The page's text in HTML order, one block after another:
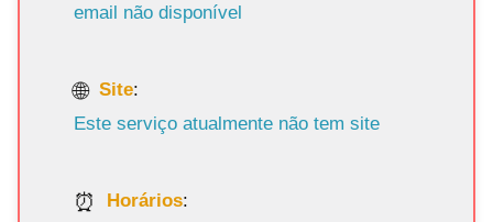
email não disponível
Site:
Este serviço atualmente não tem site
Horários: